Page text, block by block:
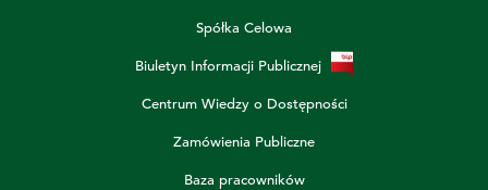
Spółka Celowa
Biuletyn Informacji Publicznej
Centrum Wiedzy o Dostępności
Zamówienia Publiczne
Baza pracowników